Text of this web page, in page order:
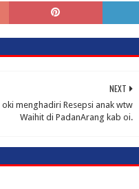
NEXT
oki menghadiri Resepsi anak wtw
Waihit di PadanArang kab oi.